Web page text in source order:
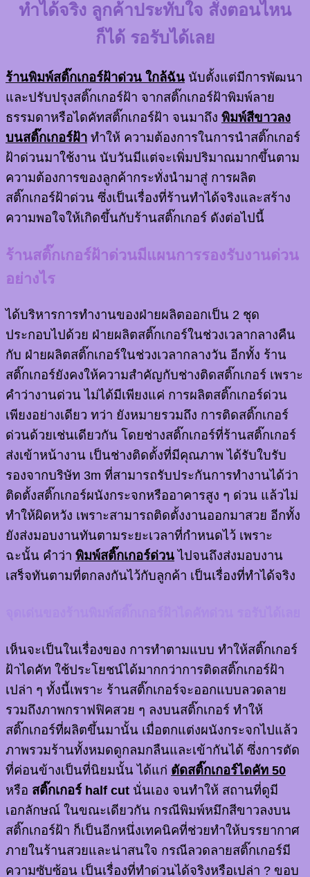
ทำได้จริง ลูกค้าประทับใจ สั่งตอนไหน
ก็ได้ รอรับได้เลย
ร้านพิมพ์สติ๊กเกอร์ฝ้าด่วน ใกล้ฉัน นับตั้งแต่มีการพัฒนา
และปรับปรุงสติ๊กเกอร์ฝ้า จากสติ๊กเกอร์ฝ้าพิมพ์ลาย
ธรรมดาหรือไดคัทสติ๊กเกอร์ฝ้า จนมาถึง พิมพ์สีขาวลง
บนสติ๊กเกอร์ฝ้า ทำให้ ความต้องการในการนำสติ๊กเกอร์
ฝ้าด่วนมาใช้งาน นับวันมีแต่จะเพิ่มปริมาณมากขึ้นตาม
ความต้องการของลูกค้ากระทั่งนำมาสู่ การผลิต
สติ๊กเกอร์ฝ้าด่วน ซึ่งเป็นเรื่องที่ร้านทำได้จริงและสร้าง
ความพอใจให้เกิดขึ้นกับร้านสติ๊กเกอร์ ดังต่อไปนี้
ร้านสติ๊กเกอร์ฝ้าด่วนมีแผนการรองรับงานด่วน
อย่างไร
ได้บริหารการทำงานของฝ่ายผลิตออกเป็น 2 ชุด
ประกอบไปด้วย ฝ่ายผลิตสติ๊กเกอร์ในช่วงเวลากลางคืน
กับ ฝ่ายผลิตสติ๊กเกอร์ในช่วงเวลากลางวัน อีกทั้ง ร้าน
สติ๊กเกอร์ยังคงให้ความสำคัญกับช่างติดสติ๊กเกอร์ เพราะ
คำว่างานด่วน ไม่ได้มีเพียงแค่ การผลิตสติ๊กเกอร์ด่วน
เพียงอย่างเดียว ทว่า ยังหมายรวมถึง การติดสติ๊กเกอร์
ด่วนด้วยเช่นเดียวกัน โดยช่างสติ๊กเกอร์ที่ร้านสติ๊กเกอร์
ส่งเข้าหน้างาน เป็นช่างติดตั้งที่มีคุณภาพ ได้รับใบรับ
รองจากบริษัท 3m ที่สามารถรับประกันการทำงานได้ว่า
ติดตั้งสติ๊กเกอร์ผนังกระจกหรืออาคารสูง ๆ ด่วน แล้วไม่
ทำให้ผิดหวัง เพราะสามารถติดตั้งงานออกมาสวย อีกทั้ง
ยังส่งมอบงานทันตามระยะเวลาที่กำหนดไว้ เพราะ
ฉะนั้น คำว่า พิมพ์สติ๊กเกอร์ด่วนไปจนถึงส่งมอบงาน
เสร็จทันตามที่ตกลงกันไว้กับลูกค้า เป็นเรื่องที่ทำได้จริง
เห็นจะเป็นในเรื่องของ การทำตามแบบ ทำให้สติ๊กเกอร์
ฝ้าไดคัท ใช้ประโยชน์ได้มากกว่าการติดสติ๊กเกอร์ฝ้า
เปล่า ๆ ทั้งนี้เพราะ ร้านสติ๊กเกอร์จะออกแบบลวดลาย
รวมถึงภาพกราฟฟิคสวย ๆ ลงบนสติ๊กเกอร์ ทำให้
สติ๊กเกอร์ที่ผลิตขึ้นมานั้น เมื่อตกแต่งผนังกระจกไปแล้ว
ภาพรวมร้านทั้งหมดดูกลมกลืนและเข้ากันได้ ซึ่งการตัด
ที่ค่อนข้างเป็นที่นิยมนั้น ได้แก่ ตัดสติ๊กเกอร์ไดคัท 50
หรือ สติ๊กเกอร์ half cut นั่นเอง จนทำให้ สถานที่ดูมี
เอกลักษณ์ ในขณะเดียวกัน กรณีพิมพ์หมึกสีขาวลงบน
สติ๊กเกอร์ฝ้า ก็เป็นอีกหนึ่งเทคนิคที่ช่วยทำให้บรรยากาศ
ภายในร้านสวยและน่าสนใจ กรณีลวดลายสติ๊กเกอร์มี
ความซับซ้อน เป็นเรื่องที่ทำด่วนได้จริงหรือเปล่า ? ขอบ